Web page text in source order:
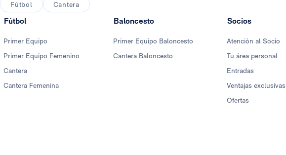
Fútbol
Cantera
Fútbol
Primer Equipo
Primer Equipo Femenino
Cantera
Cantera Femenina
Baloncesto
Primer Equipo Baloncesto
Cantera Baloncesto
Socios
Atención al Socio
Tu área personal
Entradas
Ventajas exclusivas
Ofertas